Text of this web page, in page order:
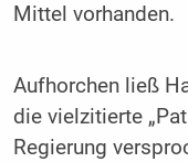
Mittel vorhanden.
Aufhorchen ließ
die vielzitierte
Regierung